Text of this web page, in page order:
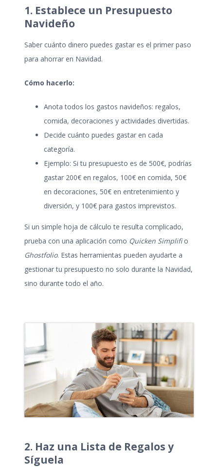
1. Establece un Presupuesto
Navideño
Saber cuánto dinero puedes gastar es el primer paso
para ahorrar en Navidad.
Cómo hacerlo:
Anota todos los gastos navideños: regalos,
comida, decoraciones y actividades divertidas.
Decide cuánto puedes gastar en cada
categoría.
Ejemplo: Si tu presupuesto es de 500€, podrías
gastar 200€ en regalos, 100€ en comida, 50€
en decoraciones, 50€ en entretenimiento y
diversión, y 100€ para gastos imprevistos.
Si un simple hoja de cálculo te resulta complicado,
prueba con una aplicación como Quicken Simplifio
Ghostfolio. Estas herramientas pueden ayudarte a
gestionar tu presupuesto no solo durante la Navidad,
sino durante todo el año.
2. Haz una Lista de Regalos y
Síguela